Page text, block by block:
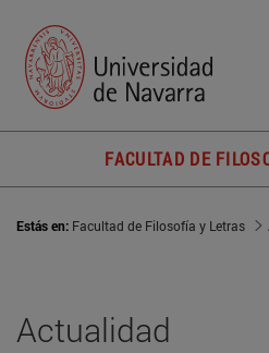
FACULTAD DE
Estás en: Facultad de Filosofía y Letras
Actualidad